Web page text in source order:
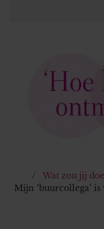
Wat zou jij
Mijn ‘buurcollega’